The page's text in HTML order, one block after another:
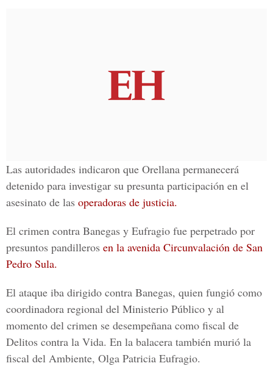
Las autoridades indicaron que Orellana permanecerá
detenido para investigar su presunta participación en el
asesinato de las operadoras de justicia.
El crimen contra Banegas y Eufragio fue perpetrado por
presuntos pandilleros en la avenida Circunvalación de San
Pedro Sula.
El ataque iba dirigido contra Banegas, quien fungió como
coordinadora regional del Ministerio Público y al
momento del crimen se desempeñana como fiscal de
Delitos contra la Vida. En la balacera también murió la
fiscal del Ambiente, Olga Patricia Eufragio.